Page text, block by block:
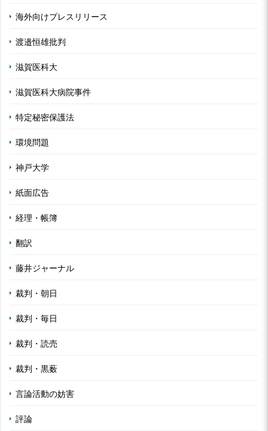
海外向けプレスリリース
渡邉恒雄批判
滋賀医科大
滋賀医科大病院事件
特定秘密保護法
環境問題
神戸大学
紙面広告
経理・帳簿
翻訳
藤井ジャーナル
裁判・朝日
裁判・毎日
裁判・読売
裁判・黒薮
言論活動の妨害
評論